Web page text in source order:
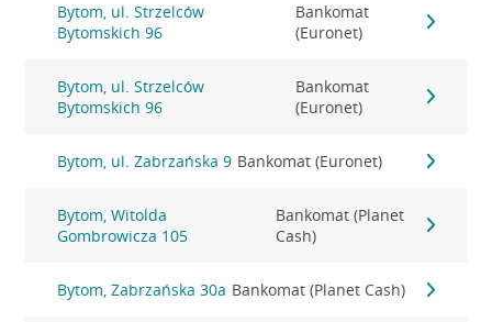
Bytom, ul. Strzelców
Bytomskich 96
Bankomat
(Euronet)
Bytom, ul. Strzelców
Bytomskich 96
Bankomat
(Euronet)
Bytom, ul. Zabrzańska 9 Bankomat (Euronet)
Bytom, Witolda
Gombrowicza 105
Bankomat (Planet
Cash)
Bytom, Zabrzańska 30a Bankomat (Planet Cash)